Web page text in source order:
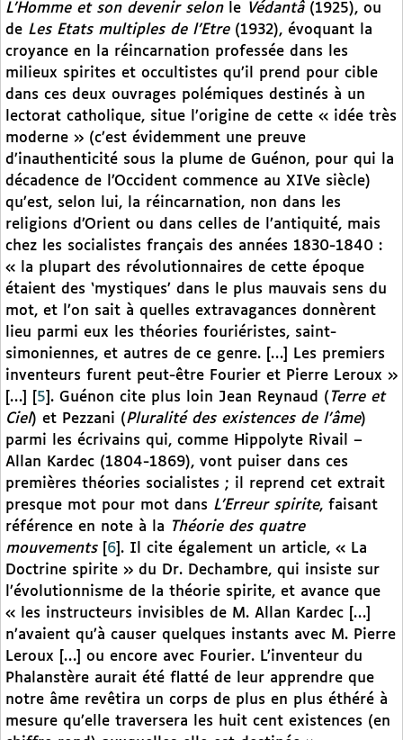
L’Homme et son devenir selonle Védantâ(1925), ou
de Les Etats multiples de l’Etre(1932), évoquant la
croyance en la réincarnation professée dans les
milieux spirites et occultistes qu’il prend pour cible
dans ces deux ouvrages polémiques destinés à un
lectorat catholique, situe l’origine de cette « idée très
moderne » (c’est évidemment une preuve
d’inauthenticité sous la plume de Guénon, pour qui la
décadence de l’Occident commence au XIVe siècle)
qu’est, selon lui, la réincarnation, non dans les
religions d’Orient ou dans celles de l’antiquité, mais
chez les socialistes français des années 1830-1840 :
« la plupart des révolutionnaires de cette époque
étaient des ‘mystiques’ dans le plus mauvais sens du
mot, et l’on sait à quelles extravagances donnèrent
lieu parmi eux les théories fouriéristes, saint-
simoniennes, et autres de ce genre. […] Les premiers
inventeurs furent peut-être Fourier et Pierre Leroux »
[…]
5 . Guénon cite plus loin Jean Reynaud ( Terre et
Ciel) et Pezzani (Pluralité des existences de l’âme)
parmi les écrivains qui, comme Hippolyte Rivail –
Allan Kardec (1804-1869), vont puiser dans ces
premières théories socialistes ; il reprend cet extrait
presque mot pour mot dans L’Erreur spirite, faisant
référence en note à la Théorie des quatre
mouvements[ 6 . Il cite également un article, « La
Doctrine spirite » du Dr. Dechambre, qui insiste sur
l’évolutionnisme de la théorie spirite, et avance que
« les instructeurs invisibles de M. Allan Kardec […]
n’avaient qu’à causer quelques instants avec M. Pierre
Leroux […] ou encore avec Fourier. L’inventeur du
Phalanstère aurait été flatté de leur apprendre que
notre âme revêtira un corps de plus en plus éthéré à
mesure qu’elle traversera les huit cent existences (en